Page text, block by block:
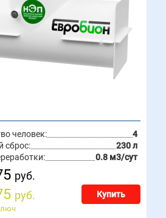
человек:
4
сброс:
230 л
0.8 м3/сут
руб.
руб. Купить